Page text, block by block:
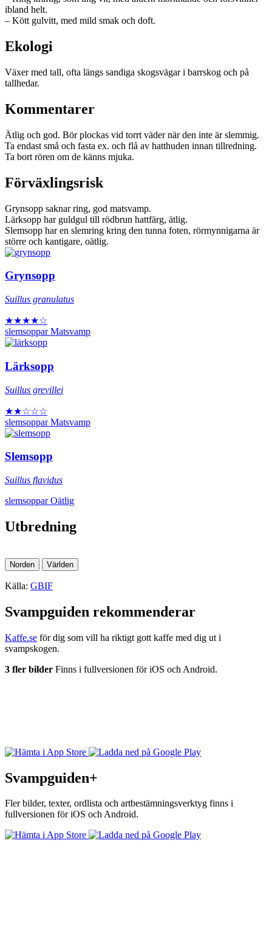
ibland helt.
– Kött gulvitt, med mild smak och doft.
Ekologi
Växer med tall, ofta längs sandiga skogsvägar i barrskog och på
tallhedar.
Kommentarer
Ätlig och god. Bör plockas vid torrt väder när den inte är slemmig.
Ta endast små och fasta ex. och flå av hatthuden innan tillredning.
Ta bort rören om de känns mjuka.
Förväxlingsrisk
Grynsopp saknar ring, god matsvamp.
Lärksopp har guldgul till rödbrun hattfärg, ätlig.
Slemsopp har en slemring kring den tunna foten, rörmynnigarna är
större och kantigare, oätlig.
Grynsopp
Suillus granulatus
★★★★☆
slemsoppar Matsvamp
Lärksopp
Suillus grevillei
★★☆☆☆
slemsoppar Matsvamp
Slemsopp
Suillus flavidus
slemsoppar Oätlig
Utbredning
Norden Världen
Källa: GBIF
Svampguiden rekommenderar
Kaffe.se för dig som vill ha riktigt gott kaffe med dig ut i
svampskogen.
3 fler bilder Finns i fullversionen för iOS och Android.
Svampguiden+
Fler bilder, texter, ordlista och artbestämningsverktyg finns i
fullversionen för iOS och Android.